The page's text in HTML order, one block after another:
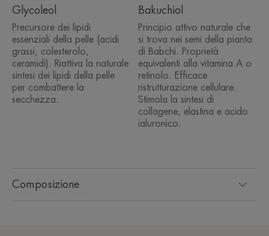
Composizione
Glycoleol
Precursore dei lipidi
essenziali della pelle (acidi
grassi, colesterolo,
ceramidi). Riattiva la naturale
sintesi dei lipidi della pelle
per combattere la
secchezza.
Bakuchiol
Principio attivo naturale che
si trova nei semi della pianta
di Babchi. Proprietà
equivalenti alla vitamina A o
retinolo. Efficace
ristrutturazione cellulare.
Stimola la sintesi di
collagene, elastina e acido
ialuronico.